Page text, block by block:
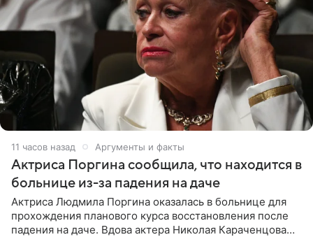
11 часов назад Аргументы и факты
Актриса Поргина сообщила, что находится в
больнице из-за падения на даче
Актриса Людмила Поргина оказалась в больнице для
прохождения планового курса восстановления после
падения на даче. Вдова актера Николая Караченцова